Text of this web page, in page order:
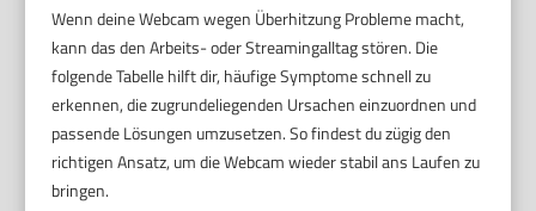
Wenn deine Webcam wegen Überhitzung Probleme macht,
kann das den Arbeits- oder Streamingalltag stören. Die
folgende Tabelle hilft dir, häufige Symptome schnell zu
erkennen, die zugrundeliegenden Ursachen einzuordnen und
passende Lösungen umzusetzen. So findest du zügig den
richtigen Ansatz, um die Webcam wieder stabil ans Laufen zu
bringen.